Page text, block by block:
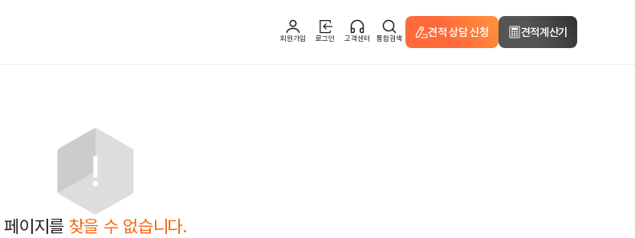
회원가입 로그인 고객센터 통합검색 견적 상담 신청 견적계산기
페이지를 찾을 수 없습니다.